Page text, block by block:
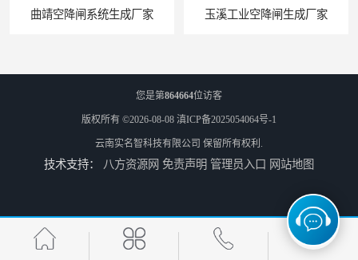
曲靖空降闸系统生成厂家 玉溪工业空降闸生成厂家
德宏工业闸门厂家 普洱大型闸门厂家
您是第864664位访客
版权所有 ©2026-08-08 滇ICP备2025054064号-1
云南实名智科技有限公司 保留所有权利.
技术支持： 八方资源网 免责声明 管理员入口 网站地图